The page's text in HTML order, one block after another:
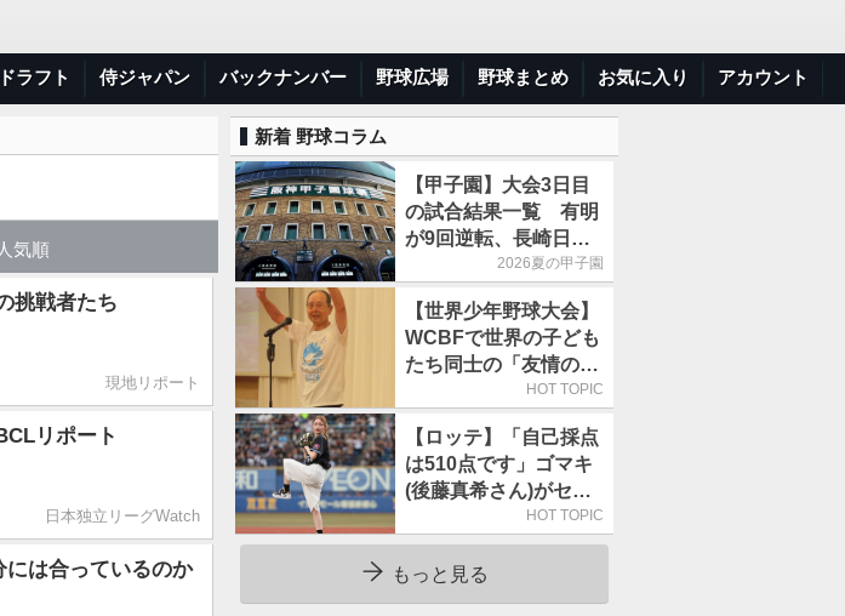
ドラフト 侍ジャパン バックナンバー 野球広場 野球まとめ お気に入り アカウント
人気順
挑戦者たち
現地リポート
リポート
日本独立リーグWatch
には合っているのか
新着 野球コラム
【甲子園】大会3日目
の試合結果一覧 有明
が9回逆転、長崎日大
は15得点で大勝2026夏の甲子園
【世界少年野球大会】
WCBFで世界の子ども
たち同士の「友情の
輪」が広がる理由HOT TOPIC
【ロッテ】「自己採点
は510点です」ゴマキ
(後藤真希さん)がセレ
モニアルピッチHOT TOPIC
もっと見る